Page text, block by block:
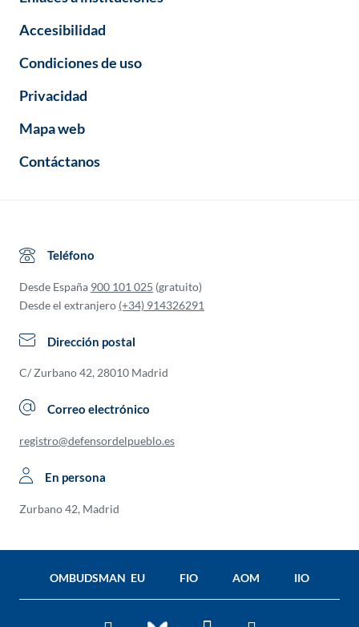
Accesibilidad
Condiciones de uso
Privacidad
Mapa web
Contáctanos
Teléfono
Desde España 900 101 025 (gratuito)
Desde el extranjero (+34) 914326291
Dirección postal
C/ Zurbano 42, 28010 Madrid
Correo electrónico
registro@defensordelpueblo.es
En persona
Zurbano 42, Madrid
OMBUDSMAN EU FIO AOM IIO
Twitter FacebookYou